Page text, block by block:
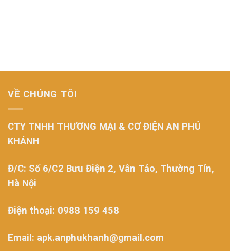
VỀ CHÚNG TÔI
CTY TNHH THƯƠNG MẠI & CƠ ĐIỆN AN PHÚ
KHÁNH
Đ/C: Số 6/C2 Bưu Điện 2, Vân Tảo, Thường Tín,
Hà Nội
Điện thoại: 0988 159 458
Email: apk.anphukhanh@gmail.com